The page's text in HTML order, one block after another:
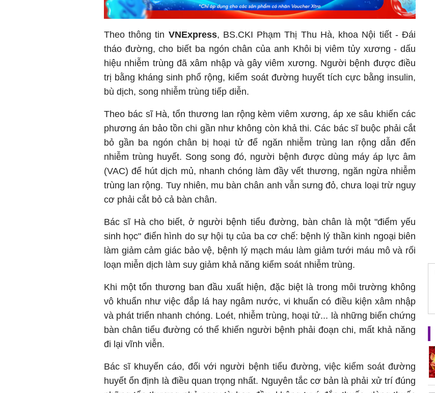
Theo thông tin VNExpress, BS.CKI Phạm Thị Thu Hà, khoa Nội tiết - Đái
tháo đường, cho biết ba ngón chân của anh Khôi bị viêm tủy xương - dấu
hiệu nhiễm trùng đã xâm nhập và gây viêm xương. Người bệnh được điều
trị bằng kháng sinh phổ rộng, kiểm soát đường huyết tích cực bằng insulin,
bù dịch, song nhiễm trùng tiếp diễn.
Theo bác sĩ Hà, tổn thương lan rộng kèm viêm xương, áp xe sâu khiến các
phương án bảo tồn chi gần như không còn khả thi. Các bác sĩ buộc phải cắt
bỏ gần ba ngón chân bị hoại tử để ngăn nhiễm trùng lan rộng dẫn đến
nhiễm trùng huyết. Song song đó, người bệnh được dùng máy áp lực âm
(VAC) để hút dịch mủ, nhanh chóng làm đầy vết thương, ngăn ngừa nhiễm
trùng lan rộng. Tuy nhiên, mu bàn chân anh vẫn sưng đỏ, chưa loại trừ nguy
cơ phải cắt bỏ cả bàn chân.
Bác sĩ Hà cho biết, ở người bệnh tiểu đường, bàn chân là một "điểm yếu
sinh học" điển hình do sự hội tụ của ba cơ chế: bệnh lý thần kinh ngoại biên
làm giảm cảm giác bảo vệ, bệnh lý mạch máu làm giảm tưới máu mô và rối
loạn miễn dịch làm suy giảm khả năng kiểm soát nhiễm trùng.
Khi một tổn thương ban đầu xuất hiện, đặc biệt là trong môi trường không
vô khuẩn như việc đắp lá hay ngâm nước, vi khuẩn có điều kiện xâm nhập
và phát triển nhanh chóng. Loét, nhiễm trùng, hoại tử... là những biến chứng
bàn chân tiểu đường có thể khiến người bệnh phải đoạn chi, mất khả năng
đi lại vĩnh viễn.
Bác sĩ khuyến cáo, đối với người bệnh tiểu đường, việc kiểm soát đường
huyết ổn định là điều quan trọng nhất. Nguyên tắc cơ bản là phải xử trí đúng